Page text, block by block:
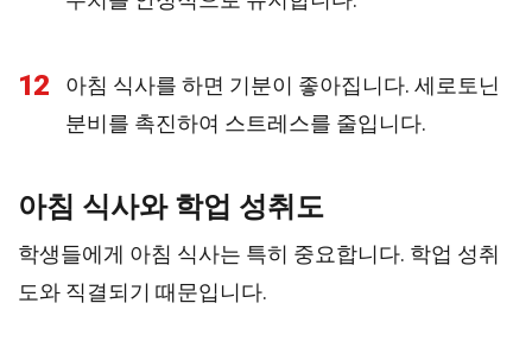
12
아침 식사를 하면 기분이 좋아집니다. 세로토닌
분비를 촉진하여 스트레스를 줄입니다.
아침 식사와 학업 성취도
학생들에게 아침 식사는 특히 중요합니다. 학업 성취
도와 직결되기 때문입니다.